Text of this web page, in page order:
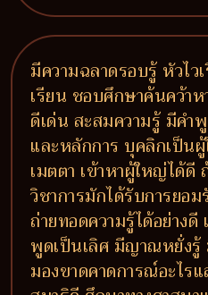
มีความฉลาดรอบรู้ หัวไว
เรียน ชอบศึกษาค้นคว้าห
ดีเด่น สะสมความรู้ มีคำ
และหลักการ บุคลิกเป็น
เมตตา เข้าหาผู้ใหญ่ได้ดี
วิชาการมักได้รับการยอ
ถ่ายทอดความรู้ได้อย่างดี
พูดเป็นเลิศ มีญาณหยั่ง
มองขาดคาดการณ์อะไร